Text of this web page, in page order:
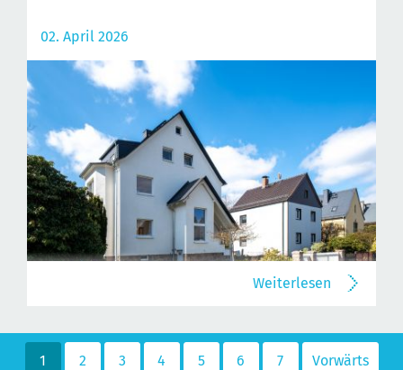
02. April 2026
Weiterlesen
1 2 3 4 5 6 7 Vorwärts